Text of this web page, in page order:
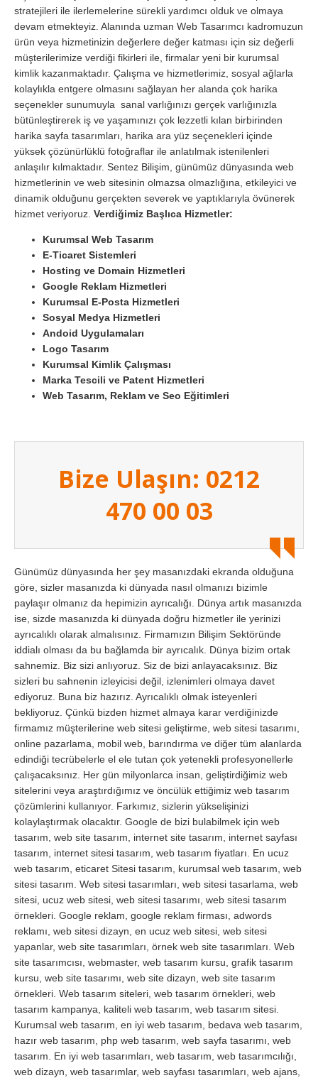
stratejileri ile ilerlemelerine sürekli yardımcı olduk ve olmaya
devam etmekteyiz. Alanında uzman Web Tasarımcı kadromuzun
ürün veya hizmetinizin değerlere değer katması için siz değerli
müşterilerimize verdiği fikirleri ile, firmalar yeni bir kurumsal
kimlik kazanmaktadır. Çalışma ve hizmetlerimiz, sosyal ağlarla
kolaylıkla entgere olmasını sağlayan her alanda çok harika
seçenekler sunumuyla sanal varlığınızı gerçek varlığınızla
bütünleştirerek iş ve yaşamınızı çok lezzetli kılan birbirinden
harika sayfa tasarımları, harika ara yüz seçenekleri içinde
yüksek çözünürlüklü fotoğraflar ile anlatılmak istenilenleri
anlaşılır kılmaktadır. Sentez Bilişim, günümüz dünyasında web
hizmetlerinin ve web sitesinin olmazsa olmazlığına, etkileyici ve
dinamik olduğunu gerçekten severek ve yaptıklarıyla övünerek
hizmet veriyoruz. Verdiğimiz Başlıca Hizmetler:
Kurumsal Web Tasarım
E-Ticaret Sistemleri
Hosting ve Domain Hizmetleri
Google Reklam Hizmetleri
Kurumsal E-Posta Hizmetleri
Sosyal Medya Hizmetleri
Andoid Uygulamaları
Logo Tasarım
Kurumsal Kimlik Çalışması
Marka Tescili ve Patent Hizmetleri
Web Tasarım, Reklam ve Seo Eğitimleri
Bize Ulaşın: 0212
470 00 03
Günümüz dünyasında her şey masanızdaki ekranda olduğuna
göre, sizler masanızda ki dünyada nasıl olmanızı bizimle
paylaşır olmanız da hepimizin ayrıcalığı. Dünya artık masanızda
ise, sizde masanızda ki dünyada doğru hizmetler ile yerinizi
ayrıcalıklı olarak almalısınız. Firmamızın Bilişim Sektöründe
iddialı olması da bu bağlamda bir ayrıcalık. Dünya bizim ortak
sahnemiz. Biz sizi anlıyoruz. Siz de bizi anlayacaksınız. Biz
sizleri bu sahnenin izleyicisi değil, izlenimleri olmaya davet
ediyoruz. Buna biz hazırız. Ayrıcalıklı olmak isteyenleri
bekliyoruz. Çünkü bizden hizmet almaya karar verdiğinizde
firmamız müşterilerine web sitesi geliştirme, web sitesi tasarımı,
online pazarlama, mobil web, barındırma ve diğer tüm alanlarda
edindiği tecrübelerle el ele tutan çok yetenekli profesyonellerle
çalışacaksınız. Her gün milyonlarca insan, geliştirdiğimiz web
sitelerini veya araştırdığımız ve öncülük ettiğimiz web tasarım
çözümlerini kullanıyor. Farkımız, sizlerin yükselişinizi
kolaylaştırmak olacaktır. Google de bizi bulabilmek için web
tasarım, web site tasarım, internet site tasarım, internet sayfası
tasarım, internet sitesi tasarım, web tasarım fiyatları. En ucuz
web tasarım, eticaret Sitesi tasarım, kurumsal web tasarım, web
sitesi tasarım. Web sitesi tasarımları, web sitesi tasarlama, web
sitesi, ucuz web sitesi, web sitesi tasarımı, web sitesi tasarım
örnekleri. Google reklam, google reklam firması, adwords
reklamı, web sitesi dizayn, en ucuz web sitesi, web sitesi
yapanlar, web site tasarımları, örnek web site tasarımları. Web
site tasarımcısı, webmaster, web tasarım kursu, grafik tasarım
kursu, web site tasarımı, web site dizayn, web site tasarım
örnekleri. Web tasarım siteleri, web tasarım örnekleri, web
tasarım kampanya, kaliteli web tasarım, web tasarım sitesi.
Kurumsal web tasarım, en iyi web tasarım, bedava web tasarım,
hazır web tasarım, php web tasarım, web sayfa tasarımı, web
tasarım. En iyi web tasarımları, web tasarım, web tasarımcılığı,
web dizayn, web tasarımlar, web sayfası tasarımları, web ajans,